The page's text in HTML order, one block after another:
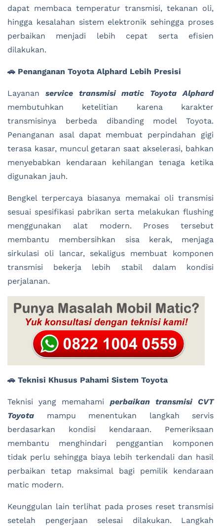
dapat membaca temperatur transmisi, tekanan oli,
hingga kesalahan sistem elektronik sehingga proses
perbaikan menjadi lebih cepat serta efisien
dilakukan.
🚗 Penanganan Toyota Alphard Lebih Presisi
Layanan service transmisi matic Toyota Alphard
membutuhkan ketelitian karena karakter
transmisinya berbeda dibanding model Toyota.
Penanganan asal dapat membuat perpindahan gigi
terasa kasar, muncul getaran saat akselerasi, bahkan
menyebabkan kendaraan kehilangan tenaga ketika
digunakan jauh.
Bengkel terpercaya biasanya memakai oli transmisi
sesuai spesifikasi pabrikan serta melakukan flushing
menggunakan alat modern. Proses tersebut
membantu membersihkan sisa kerak, menjaga
sirkulasi oli lancar, sekaligus membuat komponen
transmisi bekerja lebih stabil dalam kondisi
perjalanan.
🚗 Teknisi Khusus Pahami Sistem Toyota
Teknisi yang memahami perbaikan transmisi CVT
Toyota mampu menentukan langkah servis
berdasarkan kondisi kendaraan. Pemeriksaan
membantu menghindari penggantian komponen
tidak perlu sehingga biaya lebih terkendali dan hasil
perbaikan tetap maksimal bagi pemilik kendaraan
matic modern.
Keunggulan lain terlihat pada proses reset transmisi
setelah pengerjaan selesai dilakukan. Langkah